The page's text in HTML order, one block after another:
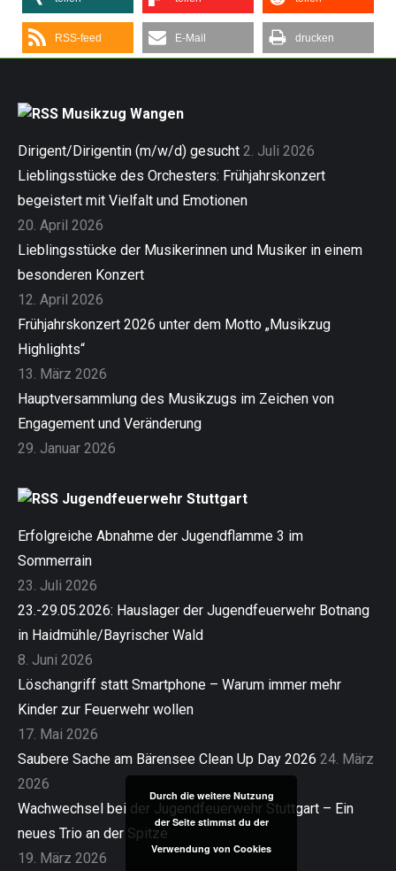
RSS-feed E-Mail drucken
Musikzug Wangen
Dirigent/Dirigentin (m/w/d) gesucht 2. Juli 2026
Lieblingsstücke des Orchesters: Frühjahrskonzert
begeistert mit Vielfalt und Emotionen
20. April 2026
Lieblingsstücke der Musikerinnen und Musiker in einem
besonderen Konzert
12. April 2026
Frühjahrskonzert 2026 unter dem Motto „Musikzug
Highlights“
13. März 2026
Hauptversammlung des Musikzugs im Zeichen von
Engagement und Veränderung
29. Januar 2026
Jugendfeuerwehr Stuttgart
Erfolgreiche Abnahme der Jugendflamme 3 im
Sommerrain
23. Juli 2026
23.-29.05.2026: Hauslager der Jugendfeuerwehr Botnang
in Haidmühle/Bayrischer Wald
8. Juni 2026
Löschangriff statt Smartphone – Warum immer mehr
Kinder zur Feuerwehr wollen
17. Mai 2026
Saubere Sache am Bärensee Clean Up Day 2026 24. März
2026
Wachwechsel bei der Jugendfeuerwehr Stuttgart – Ein
neues Trio an der Spitze
19. März 2026
Durch die weitere Nutzung
der Seite stimmst du der
Verwendung von Cookies